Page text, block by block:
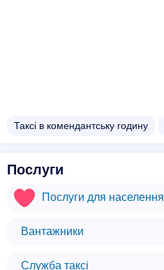
Таксі в комендантську годину
Послуги
Послуги для населення
Вантажники
Служба таксі